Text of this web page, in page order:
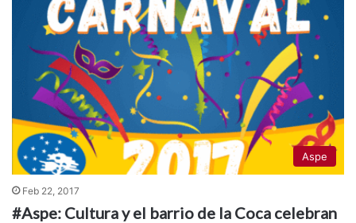
Aspe
Feb 22, 2017
#Aspe: Cultura y el barrio de la Coca celebran